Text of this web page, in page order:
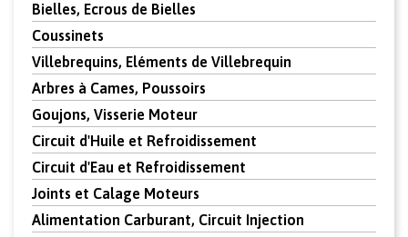
Bielles, Ecrous de Bielles
Coussinets
Villebrequins, Eléments de Villebrequin
Arbres à Cames, Poussoirs
Goujons, Visserie Moteur
Circuit d'Huile et Refroidissement
Circuit d'Eau et Refroidissement
Joints et Calage Moteurs
Alimentation Carburant, Circuit Injection